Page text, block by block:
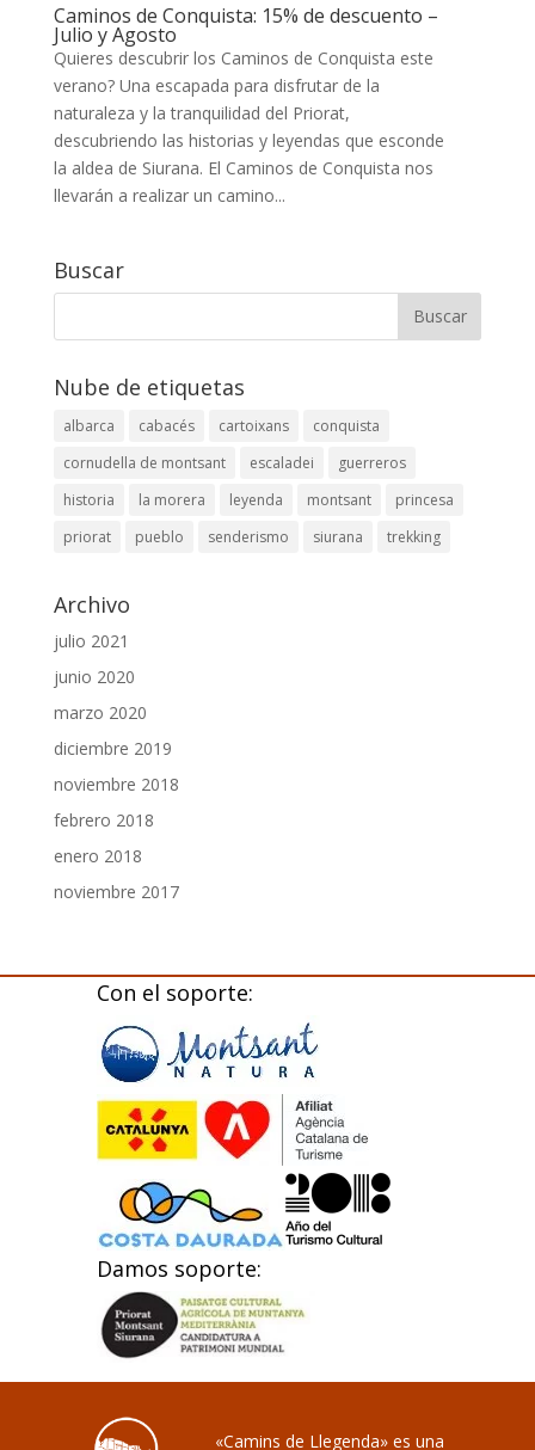
Caminos de Conquista: 15% de descuento –
Julio y Agosto
Quieres descubrir los Caminos de Conquista este
verano? Una escapada para disfrutar de la
naturaleza y la tranquilidad del Priorat,
descubriendo las historias y leyendas que esconde
la aldea de Siurana. El Caminos de Conquista nos
llevarán a realizar un camino...
Buscar
Nube de etiquetas
albarca cabacés cartoixans
conquista
cornudella de montsant
escaladei
guerreros
historia
la morera leyenda montsant
princesa
priorat
pueblo senderismo siurana trekking
Archivo
julio 2021
junio 2020
marzo 2020
diciembre 2019
noviembre 2018
febrero 2018
enero 2018
noviembre 2017
Con el soporte:
Damos soporte:
«Camins de Llegenda» es una